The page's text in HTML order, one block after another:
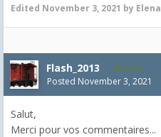
Edited November 3, 2021 by Elena
Flash_2013 2,074
Posted November 3, 2021
Salut,
Merci pour vos commentaires...